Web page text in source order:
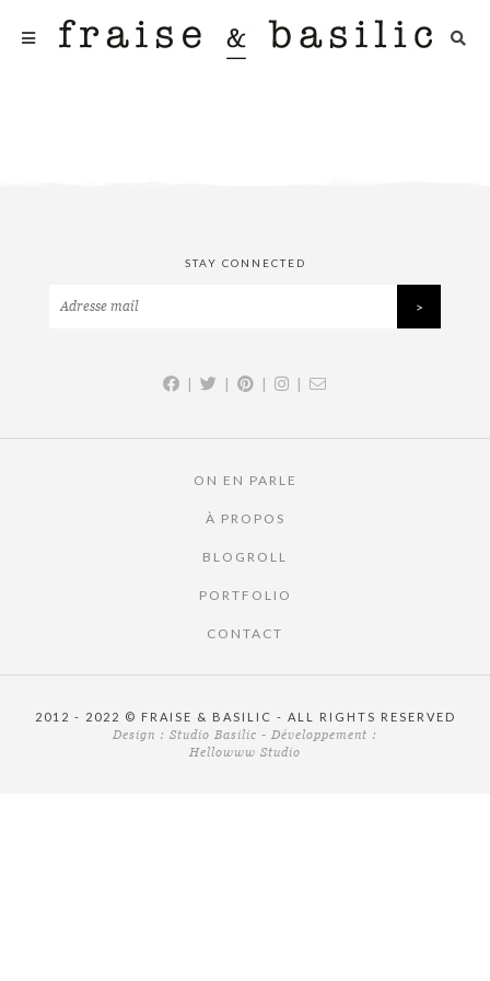
STAY CONNECTED
| | | |
ON EN PARLE
À PROPOS
BLOGROLL
PORTFOLIO
CONTACT
2012 - 2022 © FRAISE & BASILIC - ALL RIGHTS RESERVED
Design : Studio Basilic - Développement :
Hellowww Studio